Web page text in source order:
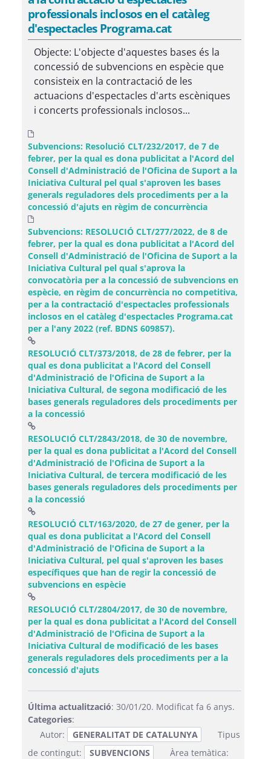
professionals inclosos en el catàleg
d'espectacles Programa.cat
Objecte: L'objecte d'aquestes bases és la
concessió de subvencions en espècie que
consisteix en la contractació de les
actuacions d'espectacles d'arts escèniques
i concerts professionals inclosos...
Subvencions: Resolució CLT/232/2017, de 7 de
febrer, per la qual es dona publicitat a l'Acord del
Consell d'Administració de l'Oficina de Suport a la
Iniciativa Cultural pel qual s'aproven les bases
generals reguladores dels procediments per a la
concessió d'ajuts en règim de concurrència
Subvencions: RESOLUCIÓ CLT/277/2022, de 8 de
febrer, per la qual es dona publicitat a l'Acord del
Consell d'Administració de l'Oficina de Suport a la
Iniciativa Cultural pel qual s'aprova la
convocatòria per a la concessió de subvencions en
espècie, en règim de concurrència no competitiva,
per a la contractació d'espectacles professionals
inclosos en el catàleg d'espectacles Programa.cat
per a l'any 2022 (ref. BDNS 609857).
RESOLUCIÓ CLT/373/2018, de 28 de febrer, per la
qual es dona publicitat a l'Acord del Consell
d'Administració de l'Oficina de Suport a la
Iniciativa Cultural, de segona modificació de les
bases generals reguladores dels procediments per
a la concessió
RESOLUCIÓ CLT/2843/2018, de 30 de novembre,
per la qual es dona publicitat a l'Acord del Consell
d'Administració de l'Oficina de Suport a la
Iniciativa Cultural, de tercera modificació de les
bases generals reguladores dels procediments per
a la concessió
RESOLUCIÓ CLT/163/2020, de 27 de gener, per la
qual es dona publicitat a l'Acord del Consell
d'Administració de l'Oficina de Suport a la
Iniciativa Cultural, pel qual s'aproven les bases
específiques que han de regir la concessió de
subvencions en espècie(Obre una finestra nova)
RESOLUCIÓ CLT/2804/2017, de 30 de novembre,
per la qual es dona publicitat a l'Acord del Consell
d'Administració de l'Oficina de Suport a la
Iniciativa Cultural de modificació de les bases
generals reguladores dels procediments per a la
concessió d'ajuts(Obre una finestra nova)
Última actualització: 30/01/20. Modificat fa 6 anys.
Categories:
Autor:
GENERALITAT DE CATALUNYA
Tipus
de contingut:
SUBVENCIONS
Àrea temàtica: